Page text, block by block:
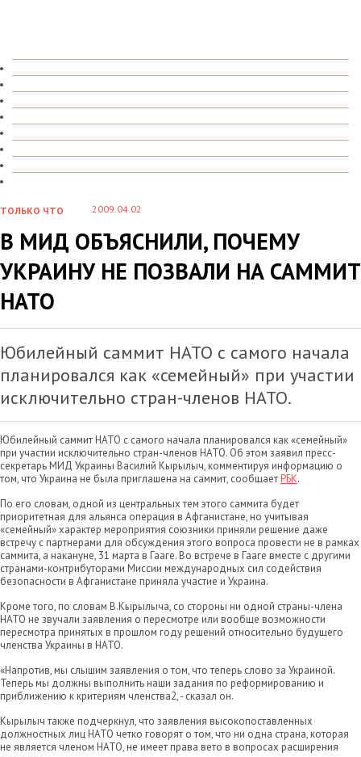
ТОЛЬКО ЧТО 2009.04.02
В МИД ОБЪЯСНИЛИ, ПОЧЕМУ
УКРАИНУ НЕ ПОЗВАЛИ НА САММИТ
НАТО
Юбилейный саммит НАТО с самого начала
планировался как «семейный» при участии
исключительно стран-членов НАТО.
Юбилейный саммит НАТО с самого начала планировался как «семейный»
при участии исключительно стран-членов НАТО. Об этом заявил пресс-
секретарь МИД Украины Василий Кырылыч, комментируя информацию о
том, что Украина не была приглашена на саммит, сообщаетРБК.
По его словам, одной из центральных тем этого саммита будет
приоритетная для альянса операция в Афганистане, но учитывая
«семейный» характер мероприятия союзники приняли решение даже
встречу с партнерами для обсуждения этого вопроса провести не в рамках
саммита, а накануне, 31 марта в Гааге. Во встрече в Гааге вместе с другими
странами-контрибуторами Миссии международных сил содействия
безопасности в Афганистане приняла участие и Украина.
Кроме того, по словам В.Кырылыча, со стороны ни одной страны-члена
НАТО не звучали заявления о пересмотре или вообще возможности
пересмотра принятых в прошлом году решений относительно будущего
членства Украины в НАТО.
«Напротив, мы слышим заявления о том, что теперь слово за Украиной.
Теперь мы должны выполнить наши задания по реформированию и
приближению к критериям членства2, - сказал он.
Кырылыч также подчеркнул, что заявления высокопоставленных
должностных лиц НАТО четко говорят о том, что ни одна страна, которая
не является членом НАТО, не имеет права вето в вопросах расширения